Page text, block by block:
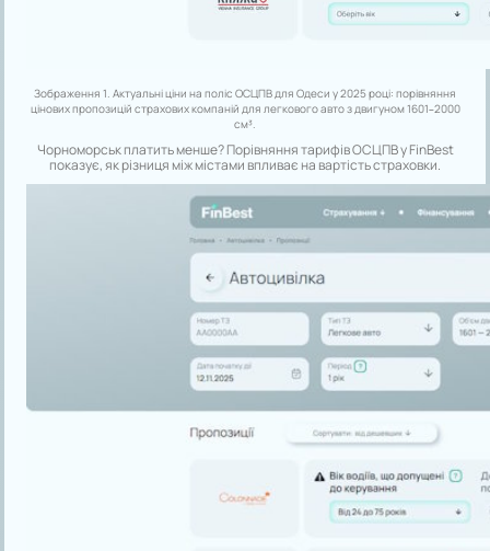
Зображення 1. Актуальні ціни на поліс ОСЦПВ для Одеси у 2025 році: порівняння
цінових пропозицій страхових компаній для легкового авто з двигуном 1601–2000
см³.
Чорноморськ платить менше? Порівняння тарифів ОСЦПВ у FinBest
показує, як різниця між містами впливає на вартість страховки.